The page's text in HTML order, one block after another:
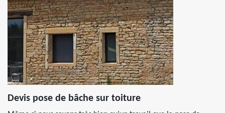
Devis pose de bâche sur toiture